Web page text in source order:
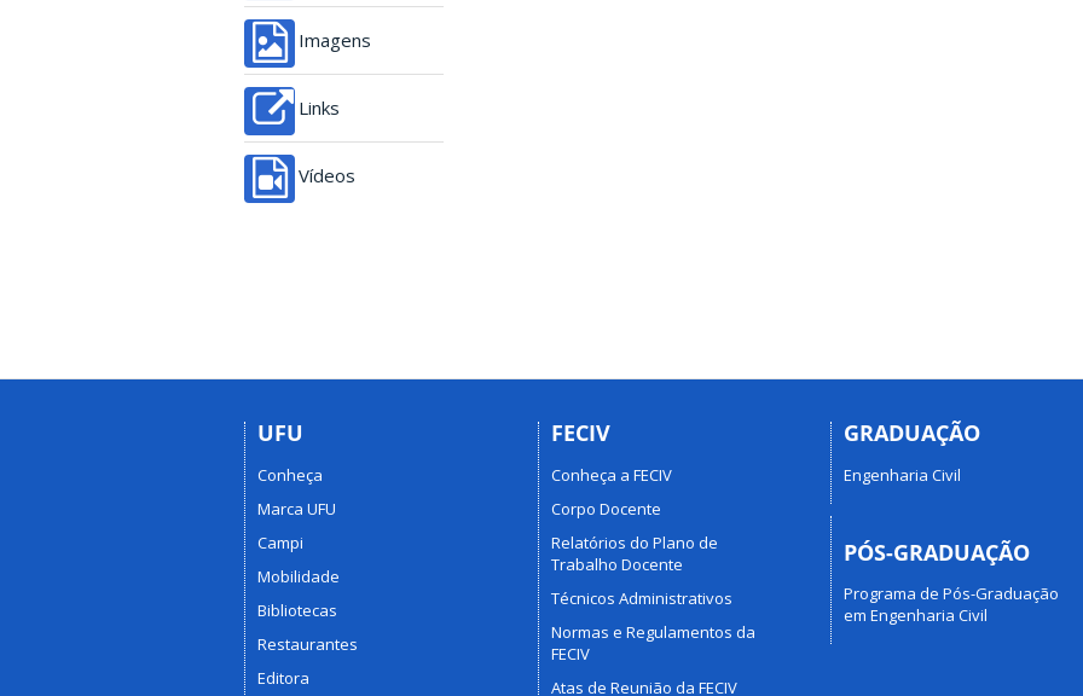
Imagens
Links
Vídeos
UFU
Conheça
Marca UFU
Campi
Mobilidade
Bibliotecas
Restaurantes
Editora
FECIV
Conheça a FECIV
Corpo Docente
Relatórios do Plano de
Trabalho Docente
Técnicos Administrativos
Normas e Regulamentos da
FECIV
Atas de Reunião da FECIV
GRADUAÇÃO
Engenharia Civil
PÓS-GRADUAÇÃO
Programa de Pós-Graduação
em Engenharia Civil